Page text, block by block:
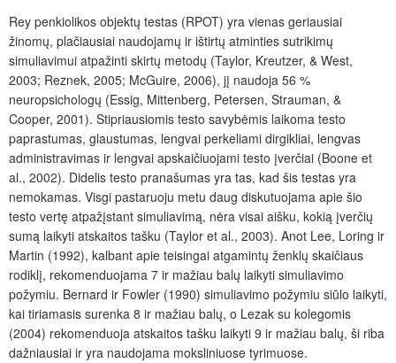
Rey penkiolikos objektų testas (RPOT) yra vienas geriausiai
žinomų, plačiausiai naudojamų ir ištirtų atminties sutrikimų
simuliavimui atpažinti skirtų metodų (Taylor, Kreutzer, & West,
2003; Reznek, 2005; McGuire, 2006), jį naudoja 56 %
neuropsichologų (Essig, Mittenberg, Petersen, Strauman, &
Cooper, 2001). Stipriausiomis testo savybėmis laikoma testo
paprastumas, glaustumas, lengvai perkeliami dirgikliai, lengvas
administravimas ir lengvai apskaičiuojami testo įverčiai (Boone et
al., 2002). Didelis testo pranašumas yra tas, kad šis testas yra
nemokamas. Visgi pastaruoju metu daug diskutuojama apie šio
testo vertę atpažįstant simuliavimą, nėra visai aišku, kokią įverčių
sumą laikyti atskaitos tašku (Taylor et al., 2003). Anot Lee, Loring ir
Martin (1992), kalbant apie teisingai atgamintų ženklų skaičiaus
rodiklį, rekomenduojama 7 ir mažiau balų laikyti simuliavimo
požymiu. Bernard ir Fowler (1990) simuliavimo požymiu siūlo laikyti,
kai tiriamasis surenka 8 ir mažiau balų, o Lezak su kolegomis
(2004) rekomenduoja atskaitos tašku laikyti 9 ir mažiau balų, ši riba
dažniausiai ir yra naudojama moksliniuose tyrimuose.